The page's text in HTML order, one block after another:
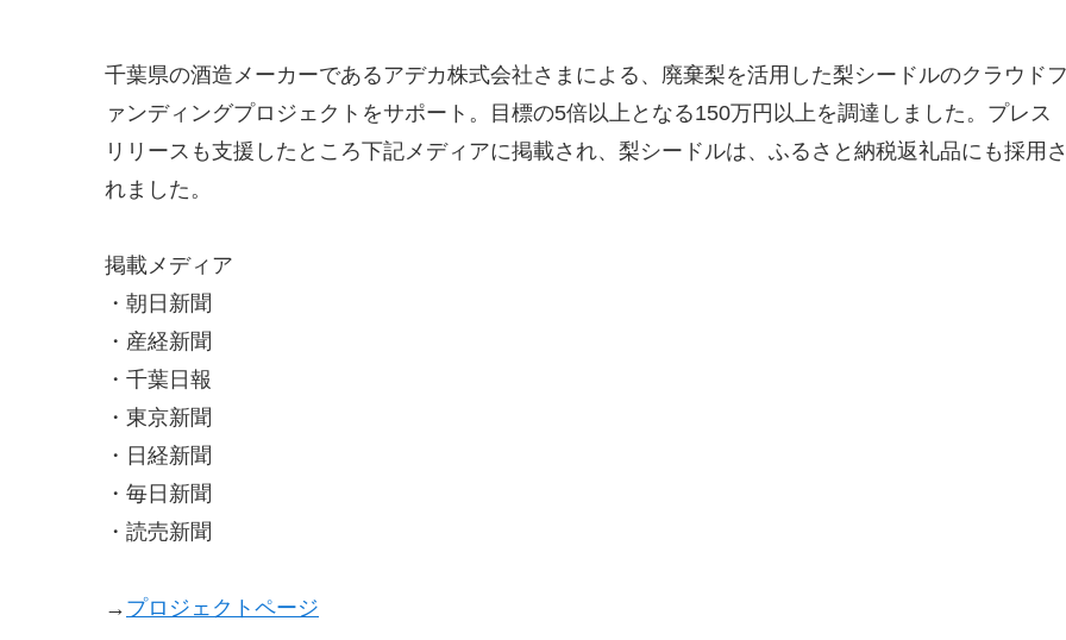
千葉県の酒造メーカーであるアデカ株式会社さまによる、廃棄梨を活用した梨シードルのクラウド
ァンディングプロジェクトをサポート。目標の5倍以上となる150万円以上を調達しました。プレス
リリースも支援したところ下記メディアに掲載され、梨シードルは、ふるさと納税返礼品にも採用
れました。
掲載メディア
・朝日新聞
・産経新聞
・千葉日報
・東京新聞
・日経新聞
・毎日新聞
・読売新聞
→ プロジェクトページ